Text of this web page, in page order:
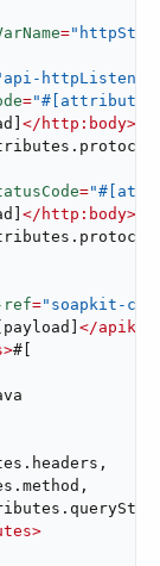
=
=
</ http:body>
=
</ http:body>
ref="soapkit-
</apikit-
>#[
>